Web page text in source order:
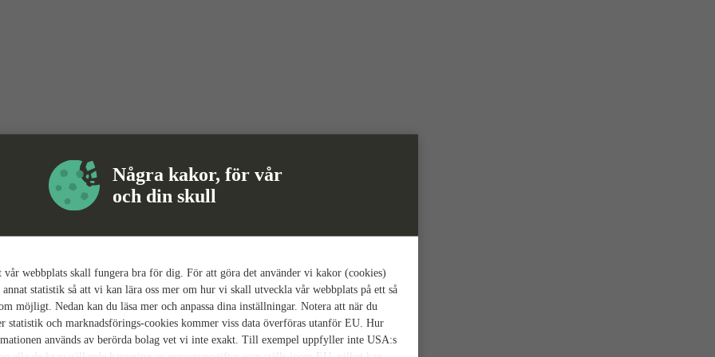
Några kakor, för vår
och din skull
webbplats skall fungera bra för dig. För att göra det använder vi kakor (cookies)
statistik så att vi kan lära oss mer om hur vi skall utveckla vår webbplats på ett så
möjligt. Nedan kan du läsa mer och anpassa dina inställningar. Notera att när du
statistik och marknadsförings-cookies kommer viss data överföras utanför EU. Hur
används av berörda bolag vet vi inte exakt. Till exempel uppfyller inte USA:s